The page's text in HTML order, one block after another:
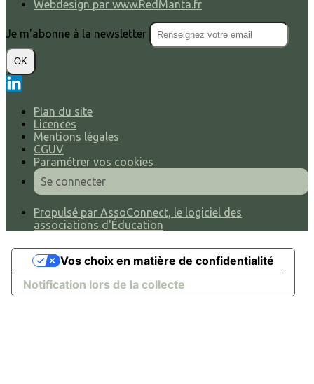
Webdesign par www.RedManta.fr
Je m'abonne à la newsletter
OK
Plan du site
Licences
Mentions légales
CGUV
Paramétrer vos cookies
Se connecter
Propulsé par AssoConnect, le logiciel des
associations d'Éducation
Notification lors de la collecte
Vos choix en matière de confidentialité